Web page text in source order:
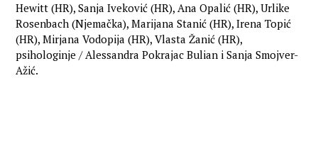
Hewitt (HR), Sanja Iveković (HR), Ana Opalić (HR), Urlike
Rosenbach (Njemačka), Marijana Stanić (HR), Irena Topić
(HR), Mirjana Vodopija (HR), Vlasta Žanić (HR),
psihologinje / Alessandra Pokrajac Bulian i Sanja Smojver-
Ažić.